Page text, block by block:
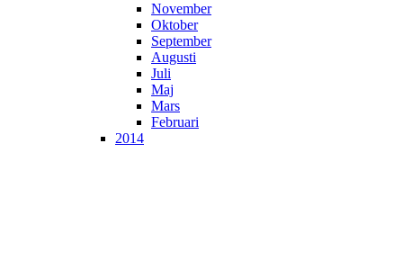
November
Oktober
September
Augusti
Juli
Maj
Mars
Februari
2014